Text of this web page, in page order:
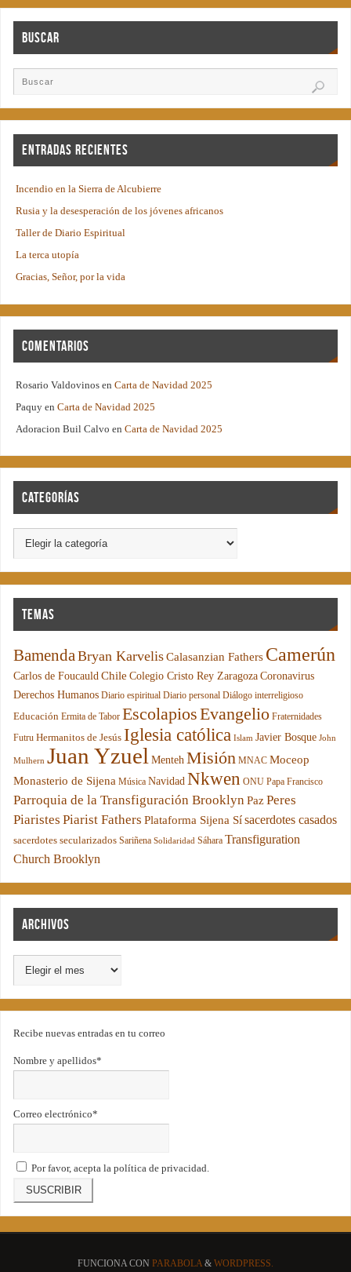
Buscar
Entradas recientes
Incendio en la Sierra de Alcubierre
Rusia y la desesperación de los jóvenes africanos
Taller de Diario Espiritual
La terca utopía
Gracias, Señor, por la vida
Comentarios
Rosario Valdovinos enCarta de Navidad 2025
Paquy enCarta de Navidad 2025
Adoracion Buil Calvo enCarta de Navidad 2025
Categorías
Temas
Bamenda Bryan KarvelisCalasanzian Fathers Camerún
Carlos de Foucauld Chile Colegio Cristo Rey Zaragoza Coronavirus
Derechos Humanos Diario espiritual Diario personal Diálogo interreligioso
Educación Ermita de Tabor EscolapiosEvangelio Fraternidades
Futru Hermanitos de Jesús Iglesia católica Islam Javier Bosque John
Mulhern Juan Yzuel Menteh Misión MNAC Moceop
Monasterio de Sijena Música Navidad Nkwen ONU Papa Francisco
Parroquia de la Transfiguración Brooklyn Paz Peres
Piaristes Piarist Fathers Plataforma Sijena Sí sacerdotes casados
sacerdotes secularizados Sariñena Solidaridad Sáhara Transfiguration
Church Brooklyn
Archivos
Recibe nuevas entradas en tu correo
Nombre y apellidos*
Correo electrónico*
Por favor, acepta la política de privacidad.
FUNCIONA CON PARABOLA& WORDPRESS.